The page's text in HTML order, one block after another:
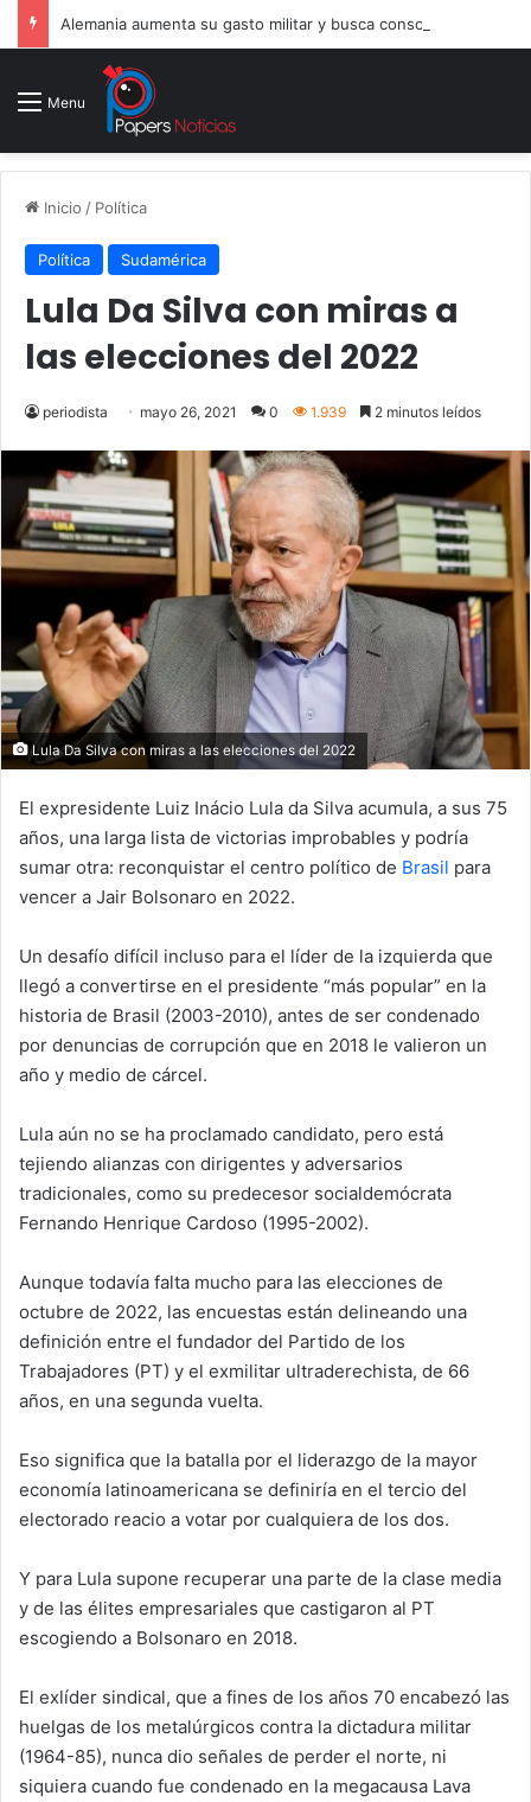
Menu
Inicio / Política
Política Sudamérica
Lula Da Silva con miras a
las elecciones del 2022
periodista mayo 26, 2021 0 1.939 2 minutos leídos
Lula Da Silva con miras a las elecciones del 2022
El expresidente Luiz Inácio Lula da Silva acumula, a sus 75
años, una larga lista de victorias improbables y podría
sumar otra: reconquistar el centro político de Brasil para
vencer a Jair Bolsonaro en 2022.
Un desafío difícil incluso para el líder de la izquierda que
llegó a convertirse en el presidente “más popular” en la
historia de Brasil (2003-2010), antes de ser condenado
por denuncias de corrupción que en 2018 le valieron un
año y medio de cárcel.
Lula aún no se ha proclamado candidato, pero está
tejiendo alianzas con dirigentes y adversarios
tradicionales, como su predecesor socialdemócrata
Fernando Henrique Cardoso (1995-2002).
Aunque todavía falta mucho para las elecciones de
octubre de 2022, las encuestas están delineando una
definición entre el fundador del Partido de los
Trabajadores (PT) y el exmilitar ultraderechista, de 66
años, en una segunda vuelta.
Eso significa que la batalla por el liderazgo de la mayor
economía latinoamericana se definiría en el tercio del
electorado reacio a votar por cualquiera de los dos.
Y para Lula supone recuperar una parte de la clase media
y de las élites empresariales que castigaron al PT
escogiendo a Bolsonaro en 2018.
El exlíder sindical, que a fines de los años 70 encabezó las
huelgas de los metalúrgicos contra la dictadura militar
(1964-85), nunca dio señales de perder el norte, ni
siquiera cuando fue condenado en la megacausa Lava